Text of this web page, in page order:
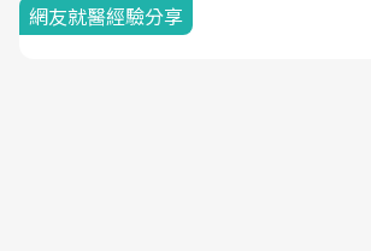
網友就醫經驗分享